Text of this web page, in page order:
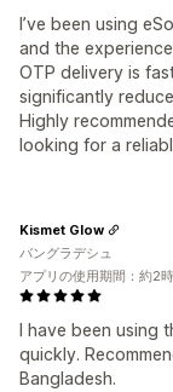
I’ve been using
and the
OTP delivery is
significantly
Highly
looking for a
I have been
quickly.
Bangladesh.
Kismet Glow
バングラデシュ
アプリの使用期間：約2